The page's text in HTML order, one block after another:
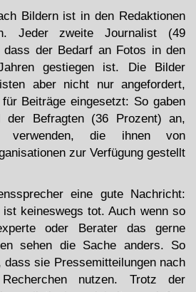
Bildern ist in den Redaktionen
Jeder zweite Journalist (49
dass der Bedarf an Fotos in den
gestiegen ist. Die Bilder
aber nicht nur angefordert,
Beiträge eingesetzt: So gaben
Befragten (36 Prozent) an,
die ihnen von
zur Verfügung gestellt
eine gute Nachricht:
ist keineswegs tot. Auch wenn so
oder Berater das gerne
sehen die Sache anders. So
dass sie Pressemitteilungen nach
nutzen. Trotz der